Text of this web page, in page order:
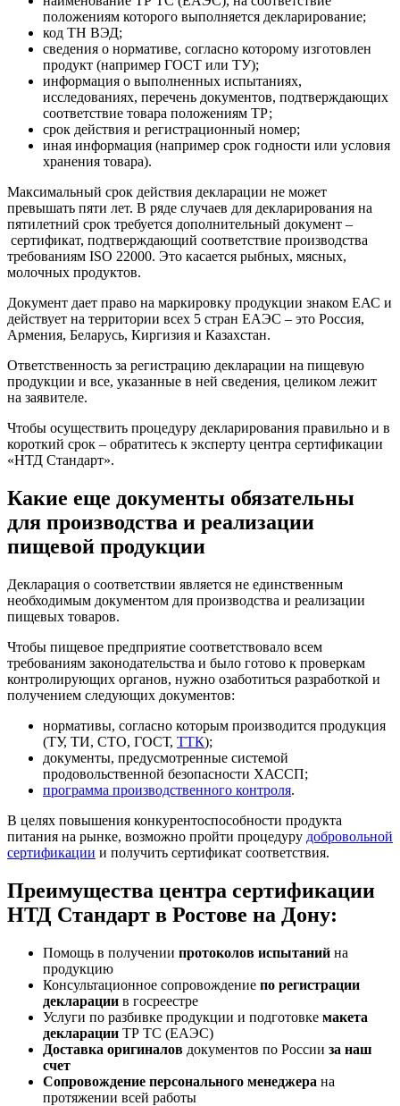
положениям которого выполняется декларирование;
код ТН ВЭД;
сведения о нормативе, согласно которому изготовлен
продукт (например ГОСТ или ТУ);
информация о выполненных испытаниях,
исследованиях, перечень документов, подтверждающих
соответствие товара положениям ТР;
срок действия и регистрационный номер;
иная информация (например срок годности или условия
хранения товара).
Максимальный срок действия декларации не может
превышать пяти лет. В ряде случаев для декларирования на
пятилетний срок требуется дополнительный документ –
сертификат, подтверждающий соответствие производства
требованиям ISO 22000. Это касается рыбных, мясных,
молочных продуктов.
Документ дает право на маркировку продукции знаком ЕАС и
действует на территории всех 5 стран ЕАЭС – это Россия,
Армения, Беларусь, Киргизия и Казахстан.
Ответственность за регистрацию декларации на пищевую
продукции и все, указанные в ней сведения, целиком лежит
на заявителе.
Чтобы осуществить процедуру декларирования правильно и в
короткий срок – обратитесь к эксперту центра сертификации
«НТД Стандарт».
Какие еще документы обязательны
для производства и реализации
пищевой продукции
Декларация о соответствии является не единственным
необходимым документом для производства и реализации
пищевых товаров.
Чтобы пищевое предприятие соответствовало всем
требованиям законодательства и было готово к проверкам
контролирующих органов, нужно озаботиться разработкой и
получением следующих документов:
нормативы, согласно которым производится продукция
(ТУ, ТИ, СТО, ГОСТ, ТТК);
документы, предусмотренные системой
продовольственной безопасности ХАССП;
программа производственного контроля.
В целях повышения конкурентоспособности продукта
питания на рынке, возможно пройти процедуру добровольной
сертификации и получить сертификат соответствия.
Преимущества центра сертификации
НТД Стандарт в Ростове на Дону:
Помощь в получении протоколов испытаний на
продукцию
Консультационное сопровождение по регистрации
декларации в госреестре
Услуги по разбивке продукции и подготовке макета
декларации ТР ТС (ЕАЭС)
Доставка оригиналов документов по России за наш
счет
Сопровождение персонального менеджера на
протяжении всей работы